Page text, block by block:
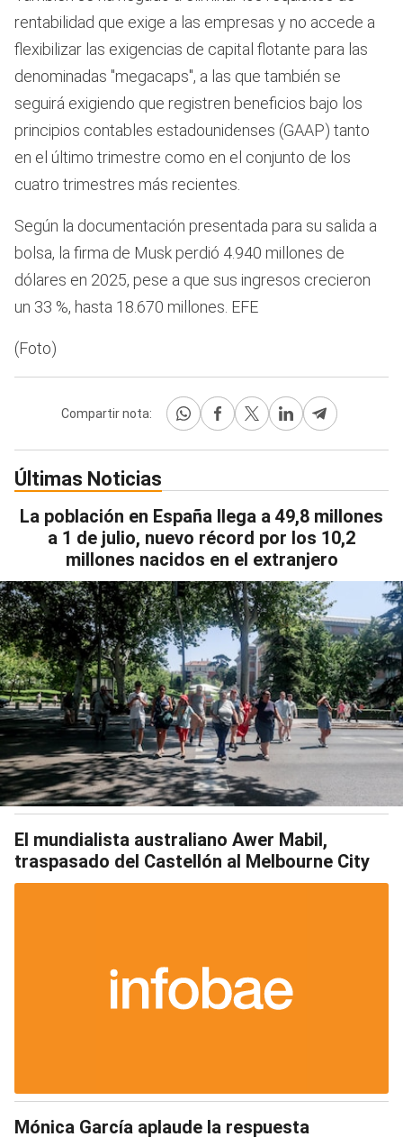
rentabilidad que exige a las empresas y no accede a
flexibilizar las exigencias de capital flotante para las
denominadas "megacaps", a las que también se
seguirá exigiendo que registren beneficios bajo los
principios contables estadounidenses (GAAP) tanto
en el último trimestre como en el conjunto de los
cuatro trimestres más recientes.
Según la documentación presentada para su salida a
bolsa, la firma de Musk perdió 4.940 millones de
dólares en 2025, pese a que sus ingresos crecieron
un 33 %, hasta 18.670 millones. EFE
(Foto)
Compartir nota:
Últimas Noticias
La población en España llega a 49,8 millones
a 1 de julio, nuevo récord por los 10,2
millones nacidos en el extranjero
El mundialista australiano Awer Mabil,
traspasado del Castellón al Melbourne City
Mónica García aplaude la respuesta